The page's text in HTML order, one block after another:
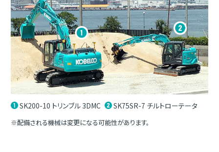
SK200-10 トリンブル 3DMC SK75SR-7 チルトローテータ
※配備される機械は変更になる可能性があります。